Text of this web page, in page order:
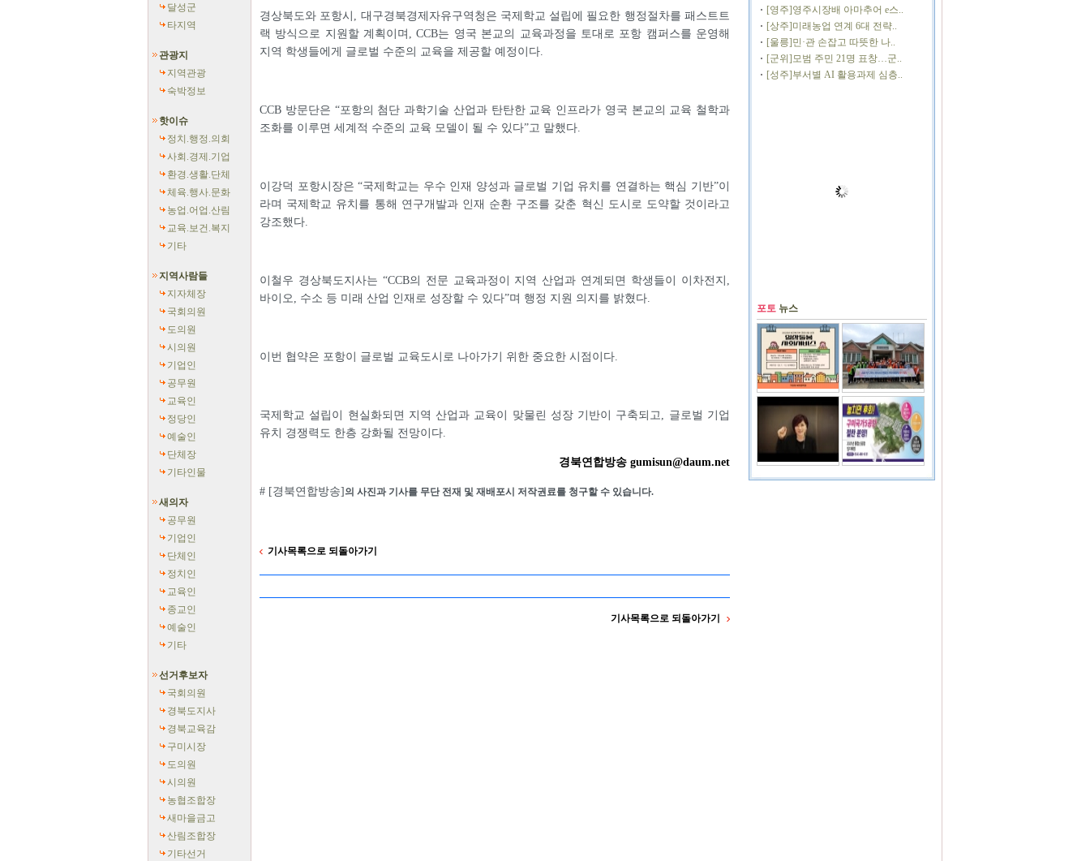
달성군
타지역
관광지
지역관광
숙박정보
핫이슈
정치.행정.의회
사회.경제.기업
환경.생활.단체
체육.행사.문화
농업.어업.산림
교육.보건.복지
기타
지역사람들
지자체장
국회의원
도의원
시의원
기업인
공무원
교육인
정당인
예술인
단체장
기타인물
새의자
공무원
기업인
단체인
정치인
교육인
종교인
예술인
기타
선거후보자
국회의원
경북도지사
경북교육감
구미시장
도의원
시의원
농협조합장
새마을금고
산림조합장
기타선거
경상북도와 포항시, 대구경북경제자유구역청은 국제학교 설립에 필요한 행정절차를 패스트트
랙 방식으로 지원할 계획이며, CCB는 영국 본교의 교육과정을 토대로 포항 캠퍼스를 운영해
지역 학생들에게 글로벌 수준의 교육을 제공할 예정이다.
CCB 방문단은 “포항의 첨단 과학기술 산업과 탄탄한 교육 인프라가 영국 본교의 교육 철학과
조화를 이루면 세계적 수준의 교육 모델이 될 수 있다”고 말했다.
이강덕 포항시장은 “국제학교는 우수 인재 양성과 글로벌 기업 유치를 연결하는 핵심 기반”이
라며 국제학교 유치를 통해 연구개발과 인재 순환 구조를 갖춘 혁신 도시로 도약할 것이라고
강조했다.
이철우 경상북도지사는 “CCB의 전문 교육과정이 지역 산업과 연계되면 학생들이 이차전지,
바이오, 수소 등 미래 산업 인재로 성장할 수 있다”며 행정 지원 의지를 밝혔다.
이번 협약은 포항이 글로벌 교육도시로 나아가기 위한 중요한 시점이다.
국제학교 설립이 현실화되면 지역 산업과 교육이 맞물린 성장 기반이 구축되고, 글로벌 기업
유치 경쟁력도 한층 강화될 전망이다.
경북연합방송 gumisun@daum.net
# [경북연합방송]의 사진과 기사를 무단 전재 및 재배포시 저작권료를 청구할 수 있습니다.
기사목록으로 되돌아가기
기사목록으로 되돌아가기
[영주]영주시장배 아마추어 e스..
[상주]미래농업 연계 6대 전략..
[울릉]민·관 손잡고 따뜻한 나..
[군위]모범 주민 21명 표창…군..
[성주]부서별 AI 활용과제 심층..
포토 뉴스